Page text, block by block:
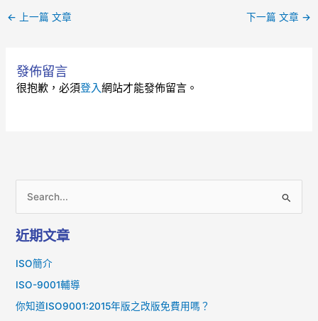
← 上一篇 文章 下一篇 文章 →
發佈留言
很抱歉，必須登入網站才能發佈留言。
關
近期文章
ISO簡介
ISO-9001輔導
你知道ISO9001:2015年版之改版免費用嗎？